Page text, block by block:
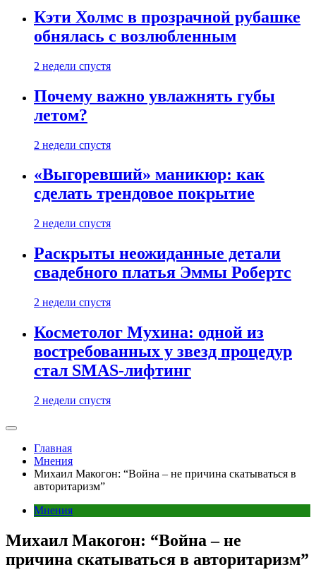
Кэти Холмс в прозрачной рубашке
обнялась с возлюбленным
2 недели спустя
Почему важно увлажнять губы
летом?
2 недели спустя
«Выгоревший» маникюр: как
сделать трендовое покрытие
2 недели спустя
Раскрыты неожиданные детали
свадебного платья Эммы Робертс
2 недели спустя
Косметолог Мухина: одной из
востребованных у звезд процедур
стал SMAS-лифтинг
2 недели спустя
Главная
Мнения
Михаил Макогон: “Война – не причина скатываться в
авторитаризм”
Мнения
Михаил Макогон: “Война – не
причина скатываться в авторитаризм”